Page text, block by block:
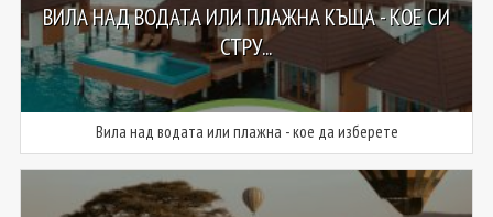
ВИЛА НАД ВОДАТА ИЛИ ПЛАЖНА КЪЩА - КОЕ СИ
СТРУ...
Вила над водата или плажна - кое да изберете